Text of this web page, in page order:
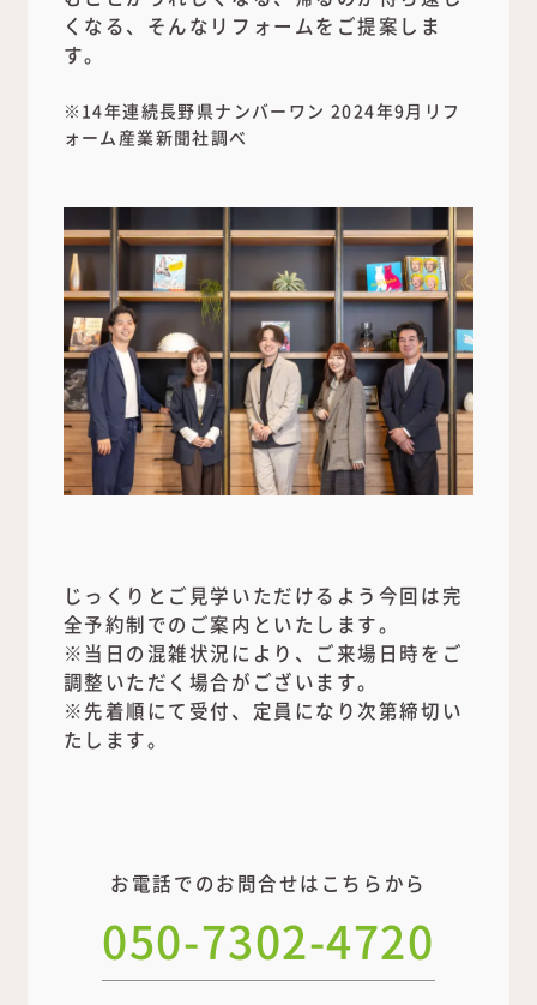
※14年連続長野県ナンバーワン 2024年9月リフ
ォーム産業新聞社調べ
※当日の混雑状況により、ご来場日時をご
調整いただく場合がございます。
※先着順にて受付、定員になり次第締切い
たします。
050-7302-4720